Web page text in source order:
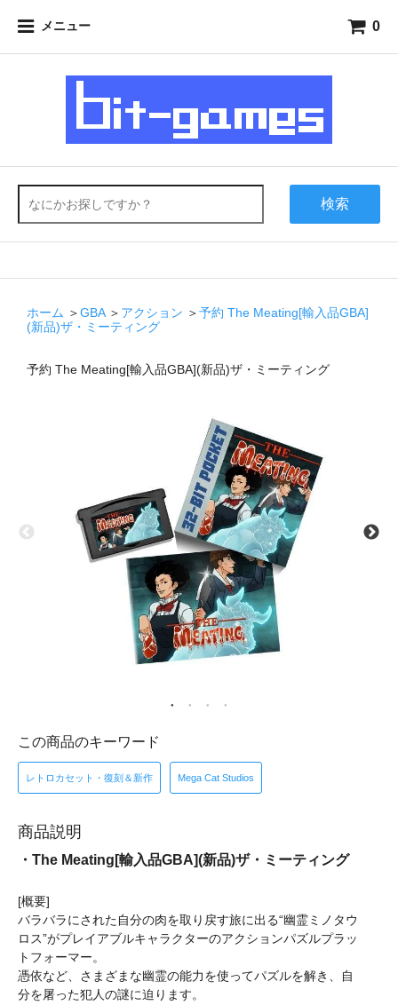
メニュー 0
検索
ホーム ＞GBA ＞ アクション ＞予約 The Meating[輸入品GBA]
(新品)ザ・ミーティング
予約 The Meating[輸入品GBA](新品)ザ・ミーティング
この商品のキーワード
レトロカセット・復刻＆新作 Mega Cat Studios
商品説明
・The Meating[輸入品GBA](新品)ザ・ミーティング
[概要]
バラバラにされた自分の肉を取り戻す旅に出る“幽霊ミノタウ
ロス”がプレイアブルキャラクターのアクションパズルプラッ
トフォーマー。
憑依など、さまざまな幽霊の能力を使ってパズルを解き、自
分を屠った犯人の謎に迫ります。